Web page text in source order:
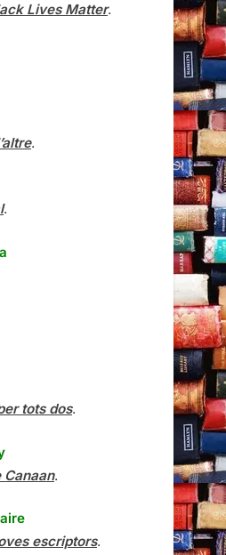
Lives Matter.
.
.
tots dos.
Canaan.
escriptors.